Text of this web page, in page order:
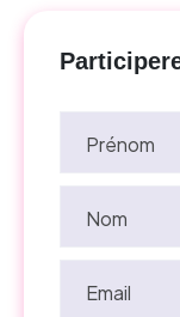
Prénom
Nom
Email